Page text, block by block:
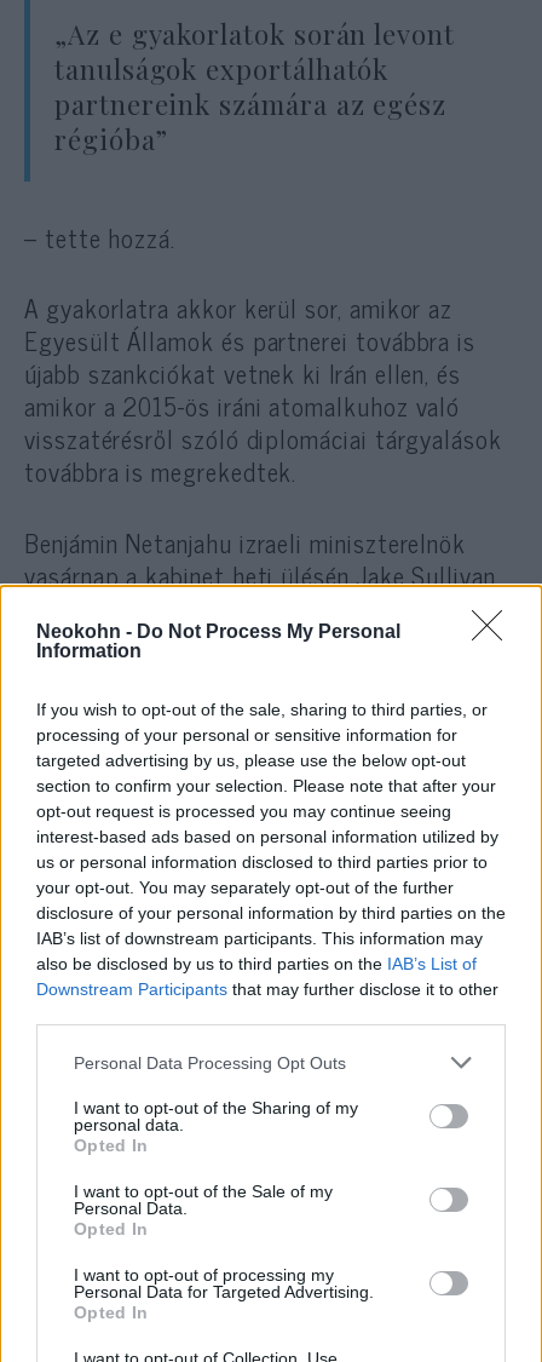
Neokohn - Do Not Process My Personal
Information
If you wish to opt-out of the sale, sharing to third parties, or
processing of your personal or sensitive information for
targeted advertising by us, please use the below opt-out
section to confirm your selection. Please note that after your
opt-out request is processed you may continue seeing
interest-based ads based on personal information utilized by
us or personal information disclosed to third parties prior to
your opt-out. You may separately opt-out of the further
disclosure of your personal information by third parties on the
IAB’s list of downstream participants. This information may
also be disclosed by us to third parties on the IAB’s List of
Downstream Participants that may further disclose it to other
Please note that this website/app uses one or more Google
not limited to your visit or usage behaviour. You may click to
grant or deny consent to Google and its third-party tags to
use your data for below specified purposes in below Google
consent section.
Personal Data Processing Opt Outs
I want to opt-out of the Sharing of my
personal data.
Opted In
I want to opt-out of the Sale of my
Personal Data.
Opted In
I want to opt-out of processing my
Personal Data for Targeted Advertising.
Opted In
„Az e gyakorlatok során levont
tanulságok exportálhatók
partnereink számára az egész
régióba”
– tette hozzá.
A gyakorlatra akkor kerül sor, amikor az
Egyesült Államok és partnerei továbbra is
újabb szankciókat vetnek ki Irán ellen, és
amikor a 2015-ös iráni atomalkuhoz való
visszatérésről szóló diplomáciai tárgyalások
továbbra is megrekedtek.
Benjámin Netanjahu izraeli miniszterelnök
vasárnap a kabinet heti ülésén Jake Sullivan
amerikai nemzetbiztonsági tanácsadó múlt
heti izraeli látogatását követően elmondta,
a regionális biztonságra jelentett veszélye
állt.
„Azt kell mondanom, hogy a
megbeszélésekkel kapcsolatban
lenyűgözött, hogy őszinte és
kölcsönös a szándék arra, hogy
megegyezésre jussunk ebben a
kérdésben, amely döntő
szempontjából”
– mondta Netanjahu.
Irán a maga részéről hétfőn
közölte, hogy közös
hadgyakorlatokat javasol